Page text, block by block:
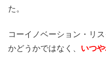
た。
コーイノベーション・リ
かどうかではなく、 いつ